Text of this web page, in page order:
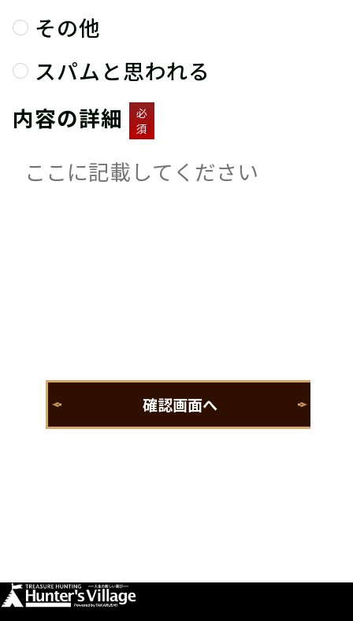
その他
スパムと思われる
内容の詳細
必
須